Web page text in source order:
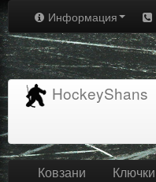
Информация
HockeyShans
Ковзани Ключки